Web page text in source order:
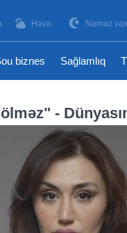
Hava Namaz
biznes Sağlamlıq
-